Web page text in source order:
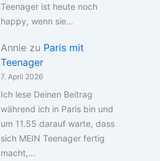
Teenager ist heute noch
happy, wenn sie…
Annie zu Paris mit
Teenager
7. April 2026
Ich lese Deinen Beitrag
während ich in Paris bin und
um 11.55 darauf warte, dass
sich MEIN Teenager fertig
macht,…